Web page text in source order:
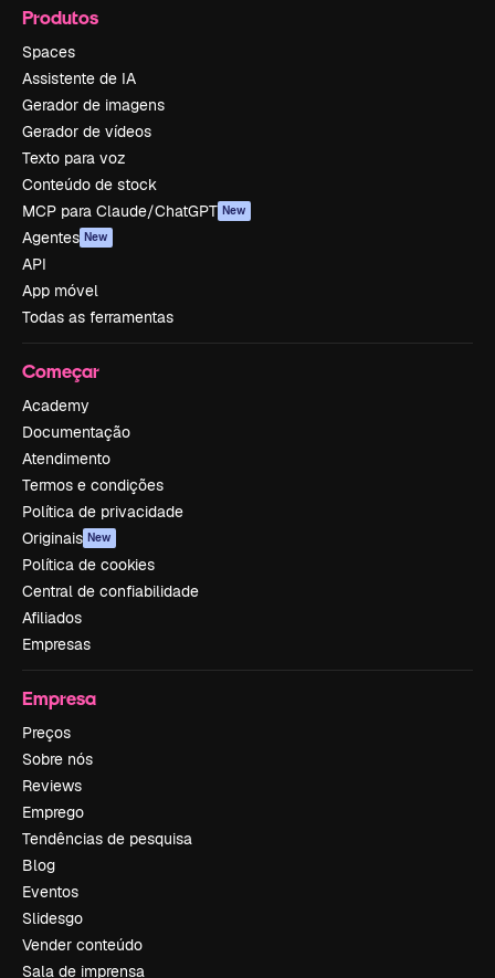
Produtos
Spaces
Assistente de IA
Gerador de imagens
Gerador de vídeos
Texto para voz
Conteúdo de stock
MCP para Claude/ChatGPT New
Agentes New
API
App móvel
Todas as ferramentas
Começar
Academy
Documentação
Atendimento
Termos e condições
Política de privacidade
Originais New
Política de cookies
Central de confiabilidade
Afiliados
Empresas
Empresa
Preços
Sobre nós
Reviews
Emprego
Tendências de pesquisa
Blog
Eventos
Slidesgo
Vender conteúdo
Sala de imprensa